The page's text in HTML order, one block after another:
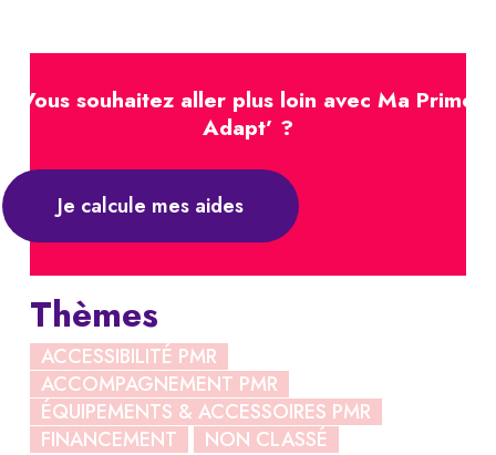
Vous souhaitez aller plus loin avec Ma Prime
Adapt’ ?
Je calcule mes aides
Thèmes
ACCESSIBILITÉ PMR
ACCOMPAGNEMENT PMR
ÉQUIPEMENTS & ACCESSOIRES PMR
FINANCEMENT
NON CLASSÉ